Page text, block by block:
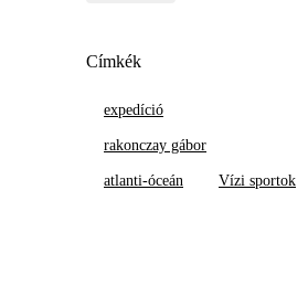
Címkék
expedíció
rakonczay gábor
atlanti-óceán Vízi sportok